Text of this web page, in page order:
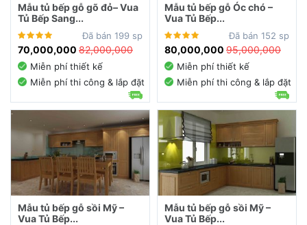
Mẫu tủ bếp gỗ gõ đỏ– Vua
Tủ Bếp Sang...
Đã bán 199 sp
70,000,000 82,000,000
Miễn phí thiết kế
Miễn phí thi công & lắp đặt
Mẫu tủ bếp gỗ Óc chó –
Vua Tủ Bếp...
Đã bán 152 sp
80,000,000 95,000,000
Miễn phí thiết kế
Miễn phí thi công & lắp đặt
Mẫu tủ bếp gỗ sồi Mỹ –
Vua Tủ Bếp...
Mẫu tủ bếp gỗ sồi Mỹ –
Vua Tủ Bếp...